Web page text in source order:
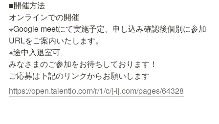
■開催方法
オンラインでの開催
※Google meetにて実施予定、申し込み確認後個別に参加
URLをご案内いたします。
※途中入退室可
みなさまのご参加をお待ちしております！
ご応募は下記のリンクからお願いします
https://open.talentio.com/r/1/c/j-ij.com/pages/64328